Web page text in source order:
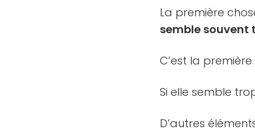
La première
semble souvent
C’est la
Si elle semble
D’autres